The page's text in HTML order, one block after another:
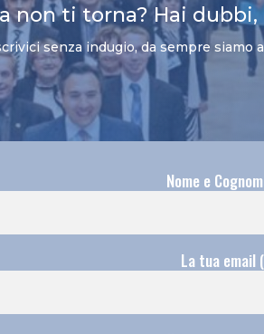
non ti torna? Hai
senza indugio, da sempre
Nome e
La tua email